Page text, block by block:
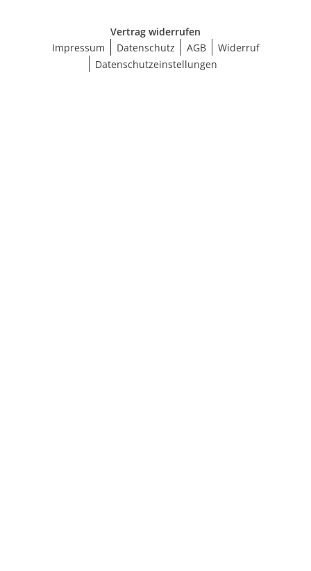
Vertrag widerrufen
Impressum
Datenschutz AGB
Widerruf
Datenschutzeinstellungen